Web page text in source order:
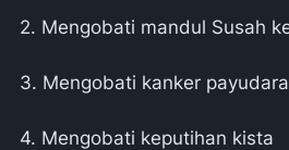
2. Mengobati mandul Susah
3. Mengobati kanker payudara
4. Mengobati keputihan kista